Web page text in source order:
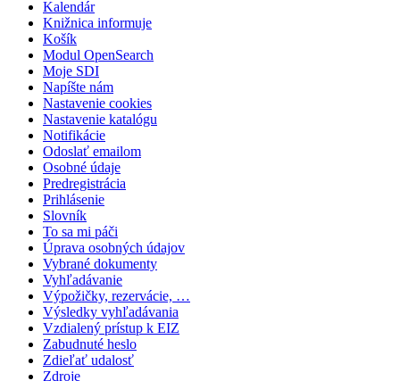
Kalendár
Knižnica informuje
Košík
Modul OpenSearch
Moje SDI
Napíšte nám
Nastavenie cookies
Nastavenie katalógu
Notifikácie
Odoslať emailom
Osobné údaje
Predregistrácia
Prihlásenie
Slovník
To sa mi páči
Úprava osobných údajov
Vybrané dokumenty
Vyhľadávanie
Výpožičky, rezervácie, …
Výsledky vyhľadávania
Vzdialený prístup k EIZ
Zabudnuté heslo
Zdieľať udalosť
Zdroje